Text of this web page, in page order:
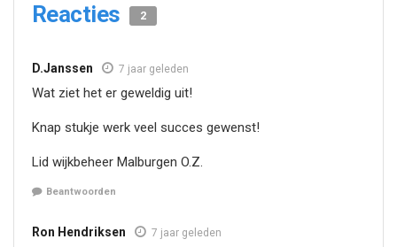
Reacties 2
D.Janssen 7 jaar geleden
Wat ziet het er geweldig uit!
Knap stukje werk veel succes gewenst!
Lid wijkbeheer Malburgen O.Z.
Beantwoorden
Ron Hendriksen 7 jaar geleden